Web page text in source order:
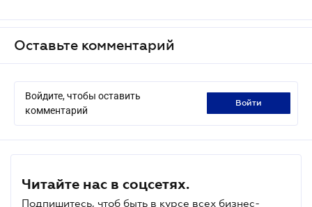
Оставьте комментарий
Войдите, чтобы оставить
комментарий
войти
Читайте нас в соцсетях.
Подпишитесь, чтоб быть в курсе всех бизнес-